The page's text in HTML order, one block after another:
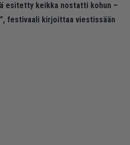
esitetty keikka nostatti kohun –
festivaali kirjoittaa viestissään